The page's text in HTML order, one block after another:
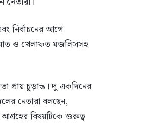
নির্বাচনের আগে
ও খেলাফত মজলিসসহ
চূড়ান্ত। দু-একদিনের
নেতারা বলছেন,
বিষয়টিকে গুরুত্ব